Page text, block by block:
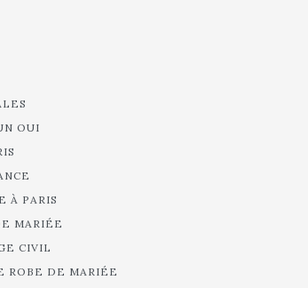
OUI
À PARIS
MARIÉE
CIVIL
ROBE DE MARIÉE